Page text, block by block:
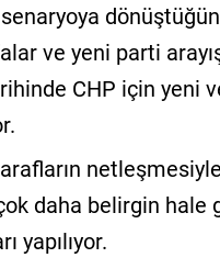
ve yeni parti
CHP için yeni
daha belirgin
yapılıyor.